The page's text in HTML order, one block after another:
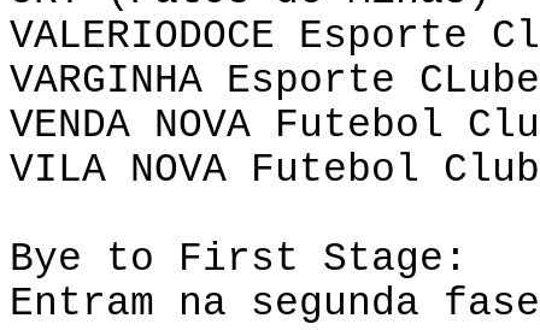
VALERIODOCE
VARGINHA Esporte CLube
VENDA NOVA Futebol
VILA NOVA Futebol
Bye to First Stage :
Entram na segunda